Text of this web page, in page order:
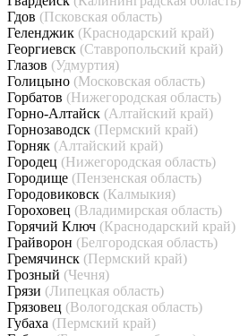
Гдов (Псковская область)
Геленджик (Краснодарский край)
Георгиевск (Ставропольский край)
Глазов (Удмуртия)
Голицыно (Московская область)
Горбатов (Нижегородская область)
Горно-Алтайск (Алтайский край)
Горнозаводск (Пермский край)
Горняк (Алтайский край)
Городец (Нижегородская область)
Городище (Пензенская область)
Городовиковск (Калмыкия)
Гороховец (Владимирская область)
Горячий Ключ (Краснодарский край)
Грайворон (Белгородская область)
Гремячинск (Пермский край)
Грозный (Чечня)
Грязи (Липецкая область)
Грязовец (Вологодская область)
Губаха (Пермский край)